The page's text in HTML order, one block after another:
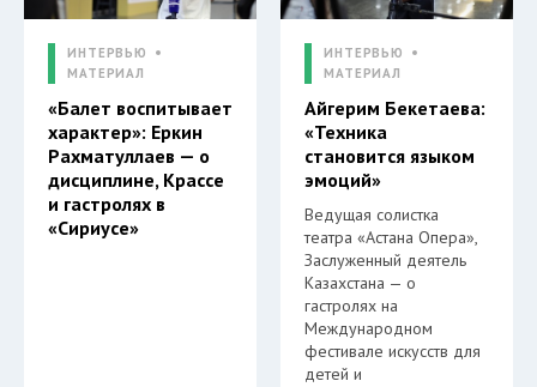
ИНТЕРВЬЮ
МАТЕРИАЛ
«Балет воспитывает
характер»: Еркин
Рахматуллаев — о
дисциплине, Крассе
и гастролях в
«Сириусе»
ИНТЕРВЬЮ
МАТЕРИАЛ
Айгерим Бекетаева:
«Техника
становится языком
эмоций»
Ведущая солистка
театра «Астана Опера»,
Заслуженный деятель
Казахстана — о
гастролях на
Международном
фестивале искусств для
детей и